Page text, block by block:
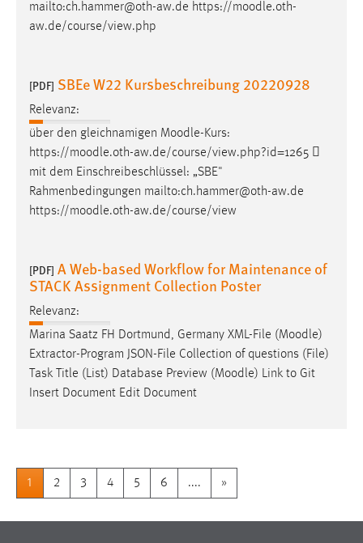
mailto:ch.hammer@oth-aw.de https://moodle.oth-
aw.de/course/view.php
[PDF] SBEe W22 Kursbeschreibung 20220928
Relevanz:
über den gleichnamigen Moodle-Kurs:
https://moodle.oth-aw.de/course/view.php?id=1265 
mit dem Einschreibeschlüssel: „SBE"
Rahmenbedingungen mailto:ch.hammer@oth-aw.de
https://moodle.oth-aw.de/course/view
[PDF] A Web-based Workflow for Maintenance of
STACK Assignment Collection Poster
Relevanz:
Marina Saatz FH Dortmund, Germany XML-File (Moodle)
Extractor-Program JSON-File Collection of questions (File)
Task Title (List) Database Preview (Moodle) Link to Git
Insert Document Edit Document
1 2 3 4 5 6 .... »